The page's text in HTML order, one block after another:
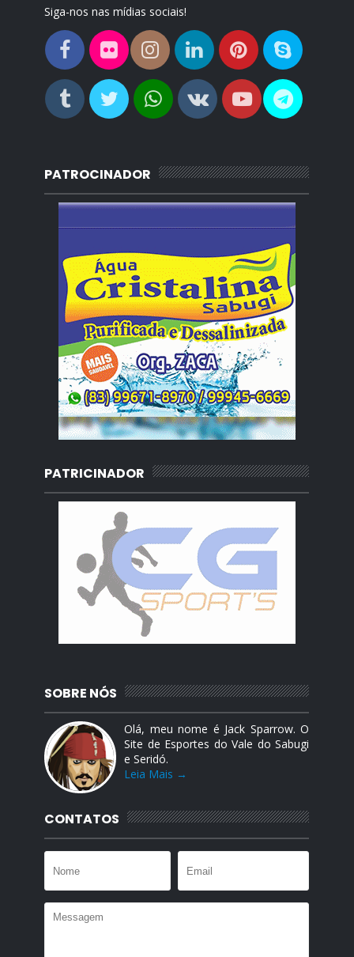
Siga-nos nas mídias sociais!
PATROCINADOR
PATRICINADOR
SOBRE NÓS
Olá, meu nome é Jack Sparrow. O
Site de Esportes do Vale do Sabugi
e Seridó.
Leia Mais →
CONTATOS